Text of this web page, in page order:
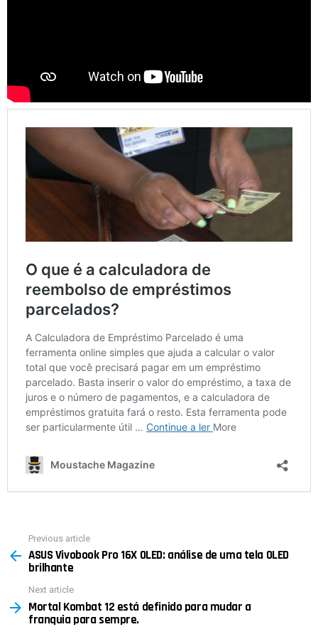
more
Previous article
ASUS Vivobook Pro 16X OLED: análise de uma tela OLED
brilhante
Next article
Mortal Kombat 12 está definido para mudar a
franquia para sempre.